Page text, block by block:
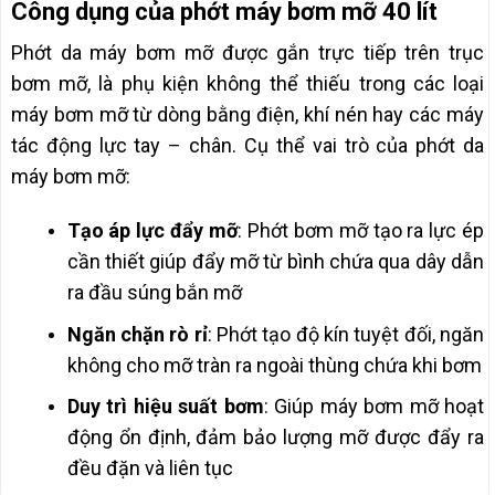
Công dụng của phớt máy bơm mỡ 40 lít
Phớt da máy bơm mỡ được gắn trực tiếp trên trục
bơm mỡ, là phụ kiện không thể thiếu trong các loại
máy bơm mỡ từ dòng bằng điện, khí nén hay các máy
tác động lực tay – chân. Cụ thể vai trò của phớt da
máy bơm mỡ:
Tạo áp lực đẩy mỡ: Phớt bơm mỡ tạo ra lực ép
cần thiết giúp đẩy mỡ từ bình chứa qua dây dẫn
ra đầu súng bắn mỡ
Ngăn chặn rò rỉ: Phớt tạo độ kín tuyệt đối, ngăn
không cho mỡ tràn ra ngoài thùng chứa khi bơm
Duy trì hiệu suất bơm: Giúp máy bơm mỡ hoạt
động ổn định, đảm bảo lượng mỡ được đẩy ra
đều đặn và liên tục